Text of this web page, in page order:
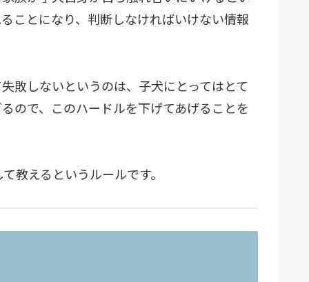
ことになり、判断しなければいけない情報
敗しないというのは、子犬にとってはとて
ので、このハードルを下げてあげることを
教えるというルールです。